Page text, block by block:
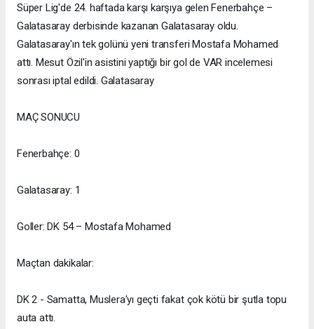
Süper Lig'de 24. haftada karşı karşıya gelen Fenerbahçe –
Galatasaray derbisinde kazanan Galatasaray oldu.
Galatasaray'ın tek golünü yeni transferi Mostafa Mohamed
attı. Mesut Özil'in asistini yaptığı bir gol de VAR incelemesi
sonrası iptal edildi. Galatasaray
MAÇ SONUCU
Fenerbahçe: 0
Galatasaray: 1
Goller: DK 54 – Mostafa Mohamed
Maçtan dakikalar:
DK 2 - Samatta, Muslera'yı geçti fakat çok kötü bir şutla topu
auta attı.